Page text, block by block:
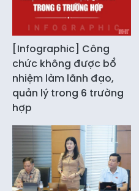
[Infographic] Công
chức không được bổ
nhiệm làm lãnh đạo,
quản lý trong 6 trường
hợp